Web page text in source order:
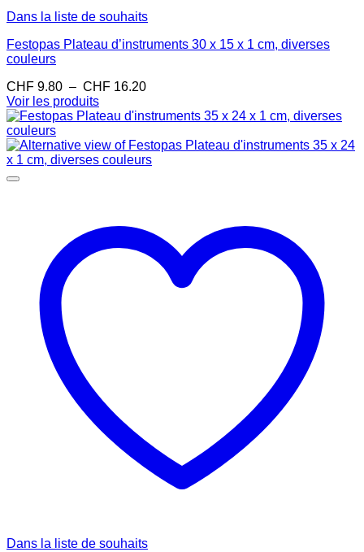
Dans la liste de souhaits
Festopas Plateau d’instruments 30 x 15 x 1 cm, diverses
couleurs
CHF 9.80 – CHF 16.20Plage
prix :
à
CHF 16.20
Voir les produits
Dans la liste de souhaits